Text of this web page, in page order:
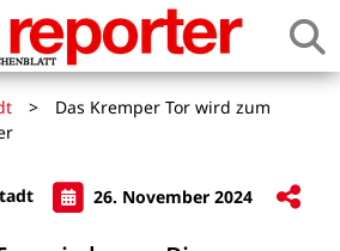
>
Das Kremper Tor wird zum
26. November 2024